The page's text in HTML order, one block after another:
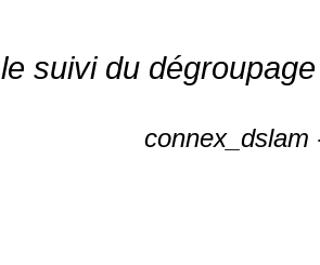
le suivi du
connex_dslam